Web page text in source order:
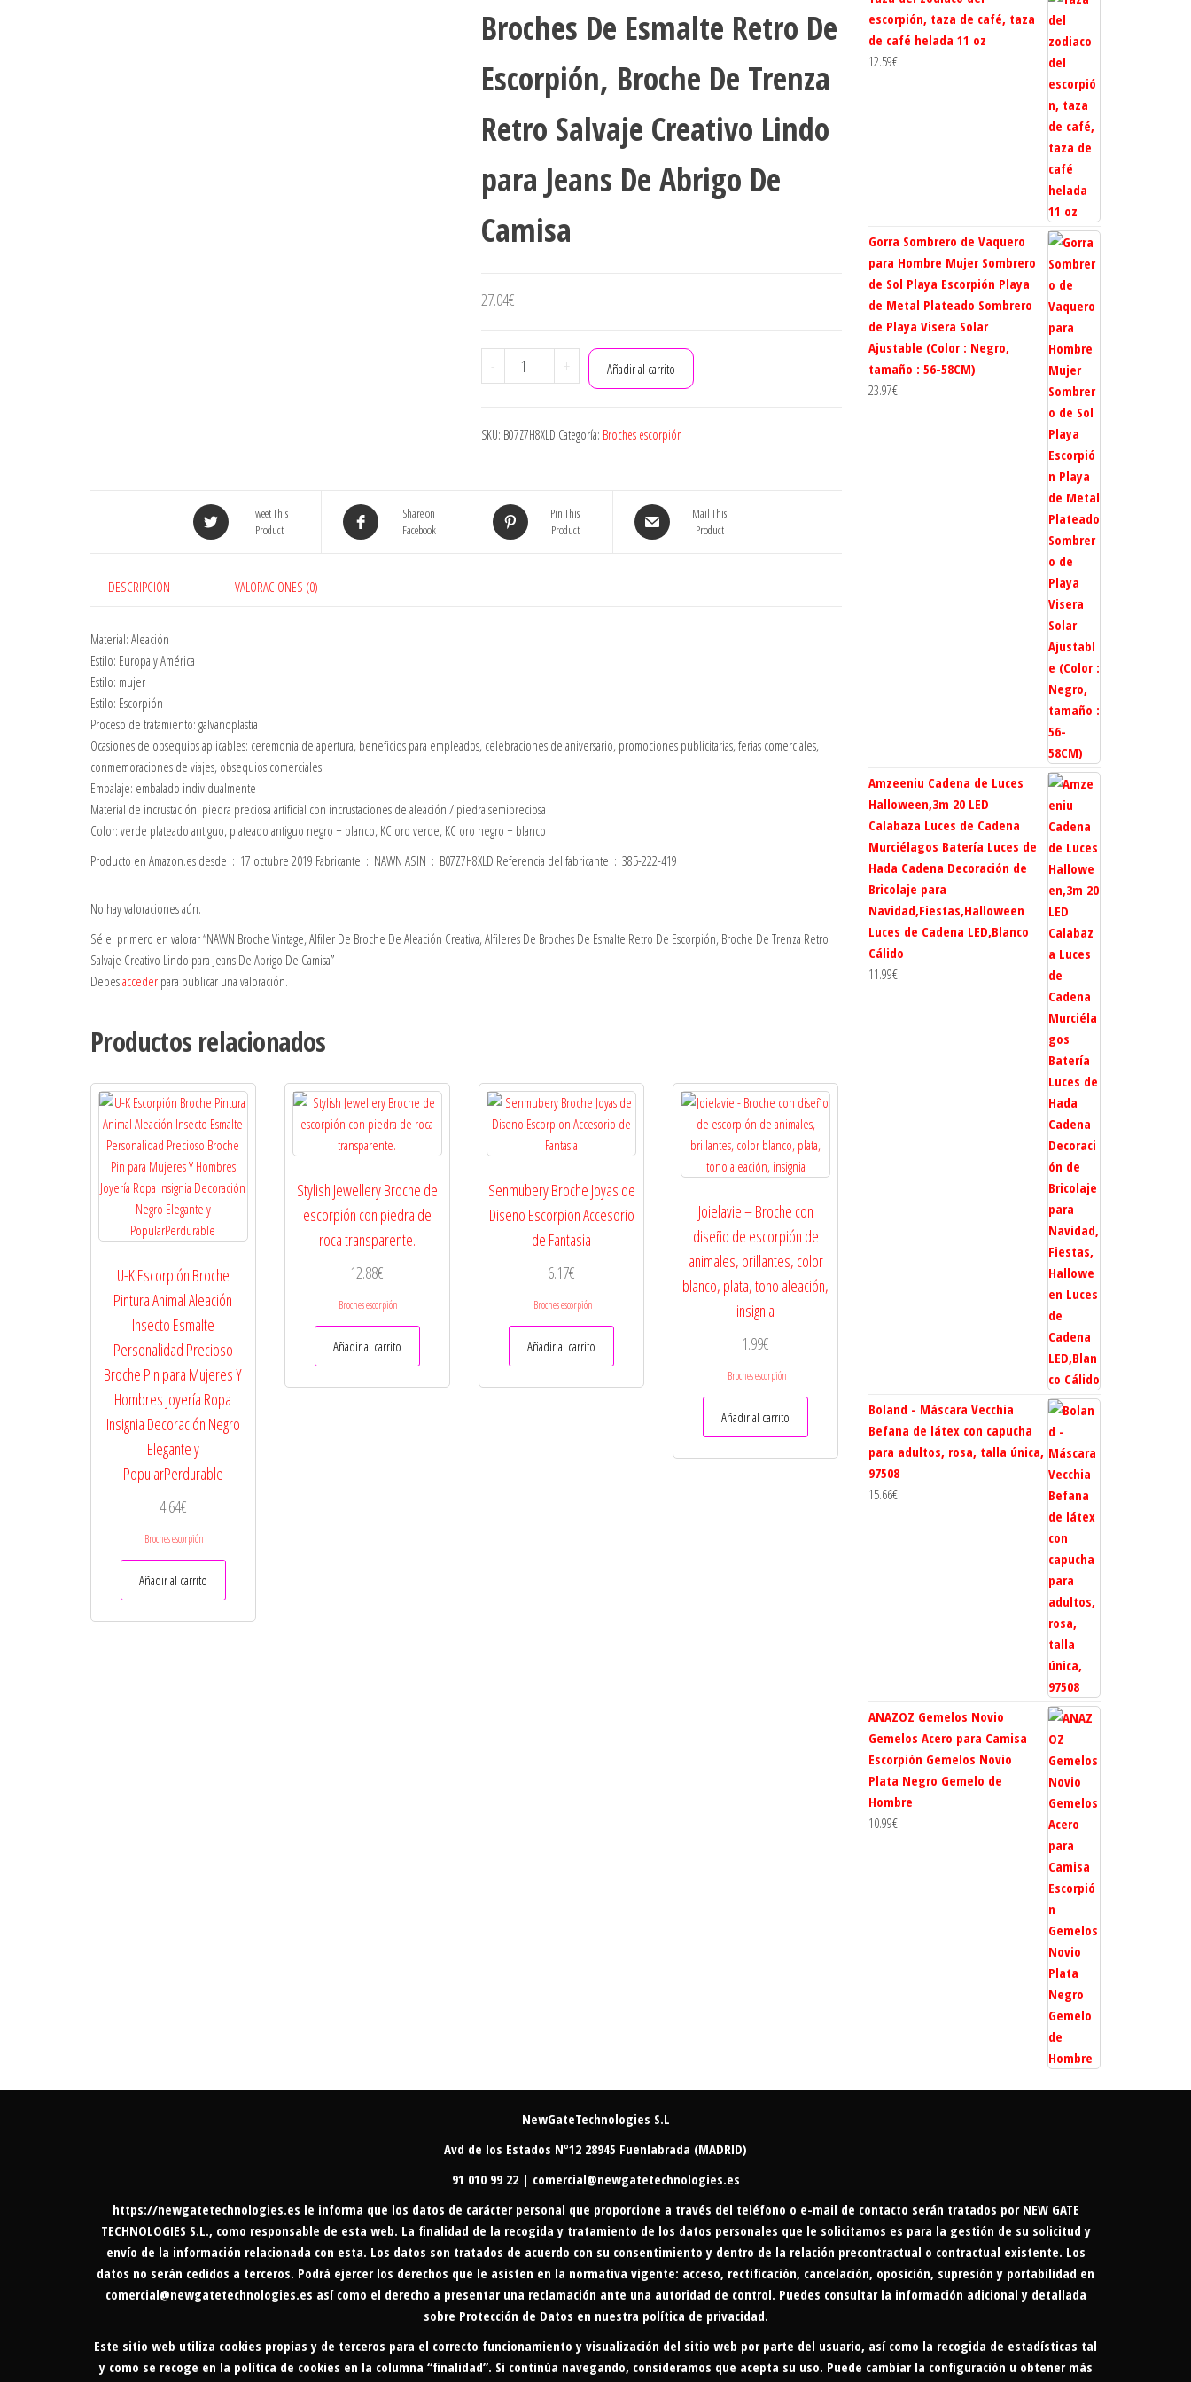
DIAMANTES DE IMITACIÓN DE
Broches De Esmalte Retro De
Escorpión, Broche De Trenza
Retro Salvaje Creativo Lindo
para Jeans De Abrigo De
Camisa
27.04€
-
NAWN
Broche
De
Aleación
Creativa,
De
Salvaje
Creativo
para
Abrigo
+ Añadir al carrito
SKU: B07Z7H8XLD Categoría: Broches escorpión
Tweet This
Product
Share on
Facebook
Pin This
Product
Mail This
Product
DESCRIPCIÓN VALORACIONES (0)
Material: Aleación
Estilo: Europa y América
Estilo: mujer
Estilo: Escorpión
Proceso de tratamiento: galvanoplastia
Ocasiones de obsequios aplicables: ceremonia de apertura, beneficios para empleados, celebraciones de aniversario, promociones publicitarias, ferias comerciales,
conmemoraciones de viajes, obsequios comerciales
Embalaje: embalado individualmente
Material de incrustación: piedra preciosa artificial con incrustaciones de aleación / piedra semipreciosa
Color: verde plateado antiguo, plateado antiguo negro + blanco, KC oro verde, KC oro negro + blanco
Producto en Amazon.es desde ‏ : ‎ 17 octubre 2019 Fabricante ‏ : ‎ NAWN ASIN ‏ : ‎ B07Z7H8XLD Referencia del fabricante ‏ : ‎ 385-222-419
No hay valoraciones aún.
Sé el primero en valorar “NAWN Broche Vintage, Alfiler De Broche De Aleación Creativa, Alfileres De Broches De Esmalte Retro De Escorpión, Broche De Trenza Retro
Salvaje Creativo Lindo para Jeans De Abrigo De Camisa”
Debesacceder para publicar una valoración.
Productos relacionados
U-K Escorpión Broche
Pintura Animal Aleación
Insecto Esmalte
Personalidad Precioso
Broche Pin para Mujeres Y
Hombres Joyería Ropa
Insignia Decoración Negro
Elegante y
PopularPerdurable
4.64€
Broches escorpión
Añadir al carrito
Stylish Jewellery Broche de
escorpión con piedra de
roca transparente.
12.88€
Broches escorpión
Añadir al carrito
Senmubery Broche Joyas de
Diseno Escorpion Accesorio
de Fantasia
6.17€
Broches escorpión
Añadir al carrito
Joielavie – Broche con
diseño de escorpión de
animales, brillantes, color
blanco, plata, tono aleación,
insignia
1.99€
Broches escorpión
Añadir al carrito
escorpión, taza de café, taza
de café helada 11 oz
12.59€
Gorra Sombrero de Vaquero
para Hombre Mujer Sombrero
de Sol Playa Escorpión Playa
de Metal Plateado Sombrero
de Playa Visera Solar
Ajustable (Color : Negro,
tamaño : 56-58CM)
23.97€
Amzeeniu Cadena de Luces
Halloween,3m 20 LED
Calabaza Luces de Cadena
Murciélagos Batería Luces de
Hada Cadena Decoración de
Bricolaje para
Navidad,Fiestas,Halloween
Luces de Cadena LED,Blanco
Cálido
11.99€
Boland - Máscara Vecchia
Befana de látex con capucha
para adultos, rosa, talla única,
97508
15.66€
ANAZOZ Gemelos Novio
Gemelos Acero para Camisa
Escorpión Gemelos Novio
Plata Negro Gemelo de
Hombre
10.99€
NewGateTechnologies S.L
Avd de los Estados Nº12 28945 Fuenlabrada (MADRID)
91 010 99 22 | comercial@newgatetechnologies.es
https://newgatetechnologies.es le informa que los datos de carácter personal que proporcione a través del teléfono o e-mail de contacto serán tratados por NEW GATE
TECHNOLOGIES S.L., como responsable de esta web. La finalidad de la recogida y tratamiento de los datos personales que le solicitamos es para la gestión de su solicitud y
envío de la información relacionada con esta. Los datos son tratados de acuerdo con su consentimiento y dentro de la relación precontractual o contractual existente. Los
datos no serán cedidos a terceros. Podrá ejercer los derechos que le asisten en la normativa vigente: acceso, rectificación, cancelación, oposición, supresión y portabilidad en
comercial@newgatetechnologies.es así como el derecho a presentar una reclamación ante una autoridad de control. Puedes consultar la información adicional y detallada
sobre Protección de Datos en nuestra política de privacidad.
Este sitio web utiliza cookies propias y de terceros para el correcto funcionamiento y visualización del sitio web por parte del usuario, así como la recogida de estadísticas tal
y como se recoge en la política de cookies en la columna “finalidad”. Si continúa navegando, consideramos que acepta su uso. Puede cambiar la configuración u obtener más